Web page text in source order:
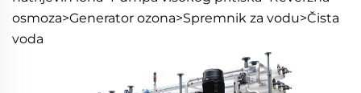
osmoza>Generator ozona>Spremnik za vodu>Čista
voda